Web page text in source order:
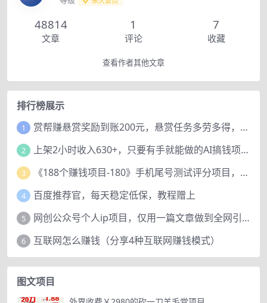
48814
文章
1
评论
7
收藏
查看作者其他文章
排行榜展示
1 赏帮赚悬赏奖励到账200元，悬赏任务多劳多得，人人可做。
2 上架2小时收入630+，只要有手就能做的AI搞钱项目，奶奶看完都能学会!
3 《188个赚钱项目-180》手机尾号测试评分项目，短视频直播日赚200+
4 百度推荐官，每天稳定低保，教程赠上
5 网创公众号个人ip项目，仅用一篇文章做到全网引流！
6 互联网怎么赚钱（分享4种互联网赚钱模式）
图文项目